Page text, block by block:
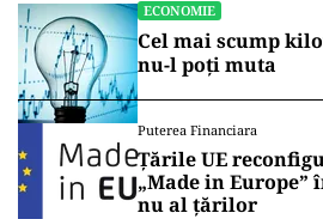
ECONOMIE
Cel mai scump
nu-l poți muta
Puterea Financiara
Țările UE
„Made in
nu al țărilor